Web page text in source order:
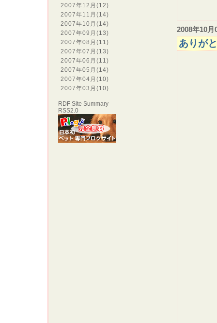
2007年12月 (12)
2007年11月 (14)
2007年10月 (14)
2007年09月 (13)
2007年08月 (11)
2007年07月 (13)
2007年06月 (11)
2007年05月 (14)
2007年04月 (10)
2007年03月 (10)
RDF Site Summary
RSS2.0
2008年10月
ありが